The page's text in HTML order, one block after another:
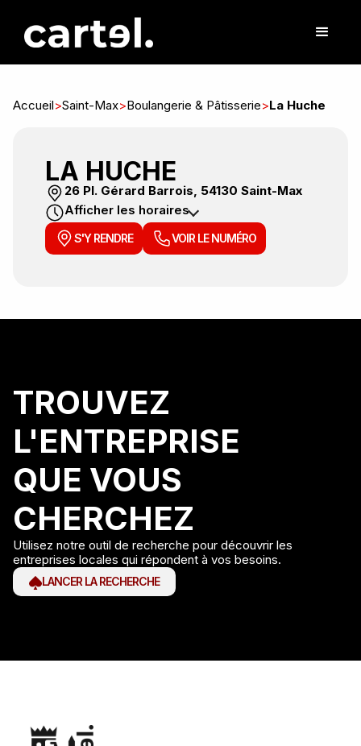
Accueil>Saint-Max>Boulangerie & Pâtisserie>La Huche
LA HUCHE
26 Pl. Gérard Barrois, 54130 Saint-Max
Afficher les horaires
S'Y RENDRE VOIR LE NUMÉRO
TROUVEZ
L'ENTREPRISE
QUE VOUS
CHERCHEZ
Utilisez notre outil de recherche pour découvrir les
entreprises locales qui répondent à vos besoins.
LANCER LA RECHERCHE